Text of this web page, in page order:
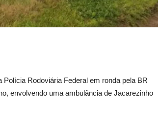
Rodoviária Federal em ronda pela BR
envolvendo uma ambulância de Jacarezinho